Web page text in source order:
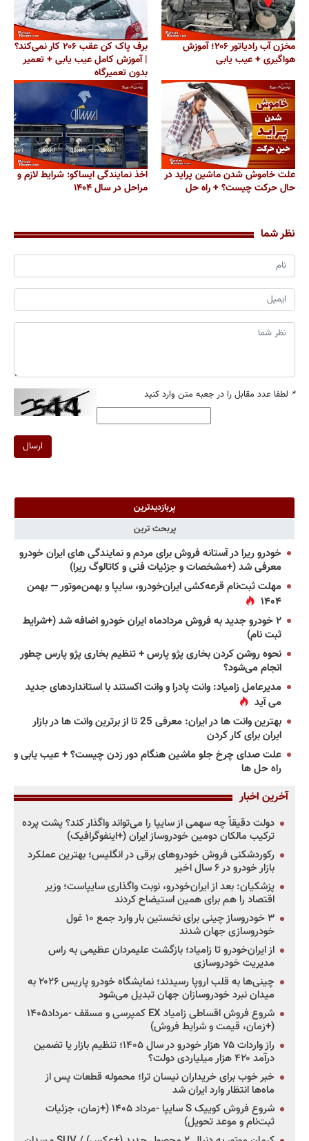
مخزن آب رادیاتور ۲۰۶؛ آموزش
هواگیری + عیب یابی
برف پاک کن عقب ۲۰۶ کار نمی‌کند؟
| آموزش کامل عیب یابی + تعمیر
بدون تعمیرگاه
علت خاموش شدن ماشین پراید در
حال حرکت چیست؟ + راه حل
اخذ نمایندگی ایساکو: شرایط لازم و
مراحل در سال ۱۴۰۴
نظر شما
* لطفا عدد مقابل را در جعبه متن وارد کنید
ارسال
پربازدیدترین
پربحث ترین
خودرو ریرا در آستانه فروش برای مردم و نمایندگی های ایران خودرو
معرفی شد (+مشخصات و جزئیات فنی و کاتالوگ ریرا)
مهلت ثبت‌نام قرعه‌کشی ایران‌خودرو، سایپا و بهمن‌موتور — بهمن
۱۴۰۴
۲ خودرو جدید به فروش مردادماه ایران خودرو اضافه شد (+شرایط
ثبت نام)
نحوه روشن کردن بخاری پژو پارس + تنظیم بخاری پژو پارس چطور
انجام می‌شود؟
مدیرعامل زامیاد: وانت پادرا و وانت اکستند با استانداردهای جدید
می آید
بهترین وانت ها در ایران: معرفی 25 تا از برترین وانت ها در بازار
ایران برای کار کردن
علت صدای چرخ جلو ماشین هنگام دور زدن چیست؟ + عیب یابی و
راه حل ها
آخرین اخبار
دولت دقیقاً چه سهمی از سایپا را می‌تواند واگذار کند؟ پشت پرده
ترکیب مالکان دومین خودروساز ایران (+اینفوگرافیک)
رکوردشکنی فروش خودروهای برقی در انگلیس؛ بهترین عملکرد
بازار خودرو در ۶ سال اخیر
پزشکیان: بعد از ایران‌خودرو، نوبت واگذاری سایپاست؛ وزیر
اقتصاد را هم برای همین استیضاح کردند
۳ خودروساز چینی برای نخستین بار وارد جمع ۱۰ غول
خودروسازی جهان شدند
از ایران‌خودرو تا زامیاد؛ بازگشت علیمردان عظیمی به راس
مدیریت خودروسازی
چینی‌ها به قلب اروپا رسیدند؛ نمایشگاه خودرو پاریس ۲۰۲۶ به
میدان نبرد خودروسازان جهان تبدیل می‌شود
شروع فروش اقساطی زامیاد EX کمپرسی و مسقف -مرداد۱۴۰۵
(+زمان، قیمت و شرایط فروش)
راز واردات ۷۵ هزار خودرو در سال ۱۴۰۵؛ تنظیم بازار یا تضمین
درآمد ۴۲۰ هزار میلیاردی دولت؟
خبر خوب برای خریداران نیسان ترا؛ محموله قطعات پس از
ماه‌ها انتظار وارد ایران شد
شروع فروش کوییک S سایپا -مرداد ۱۴۰۵ (+زمان، جزئیات
ثبت‌نام و موعد تحویل)